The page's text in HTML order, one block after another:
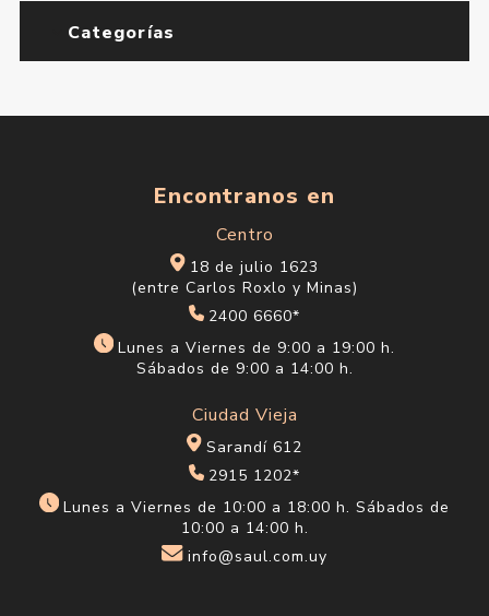
Categorías
Encontranos en
Centro
18 de julio 1623
(entre Carlos Roxlo y Minas)
2400 6660*
Lunes a Viernes de 9:00 a 19:00 h.
Sábados de 9:00 a 14:00 h.
Ciudad Vieja
Sarandí 612
2915 1202*
Lunes a Viernes de 10:00 a 18:00 h. Sábados de
10:00 a 14:00 h.
info@saul.com.uy